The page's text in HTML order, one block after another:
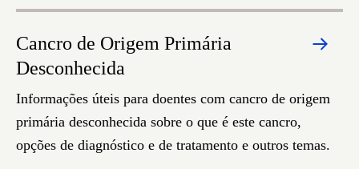
Cancro de Origem Primária
Desconhecida
Informações úteis para doentes com cancro de origem
primária desconhecida sobre o que é este cancro,
opções de diagnóstico e de tratamento e outros temas.